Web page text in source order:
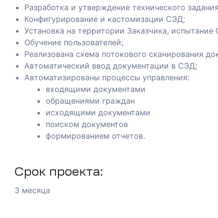
Разработка и утверждение технического
Конфигурирование и кастомизации СЭД;
Установка на территории Заказчика,
Обучение пользователей;
Реализована схема потокового сканирования
Автоматический ввод документации в СЭД;
Автоматизированы процессы управления:
входящими документами
обращениями граждан
исходящими документами
поиском документов
формированием отчетов.
Срок проекта:
3 месяца